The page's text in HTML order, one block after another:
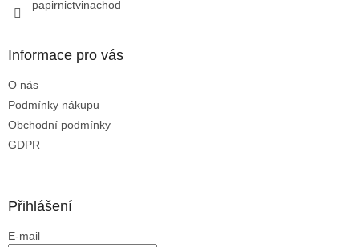
papirnictvinachod
Informace pro vás
O nás
Podmínky nákupu
Obchodní podmínky
GDPR
Přihlášení
E-mail